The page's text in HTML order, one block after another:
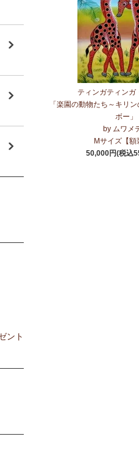
ティンガティンガ
「楽園の動物たち～キリ
ボー」
by ムワメ
Mサイズ【額
50,000円(税込
ント